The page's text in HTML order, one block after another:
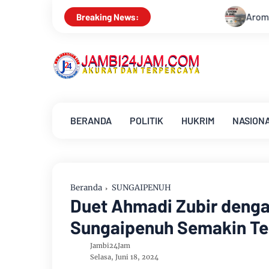
Breaking News:
Aroma Karhutla Mulai Tercium di Kota
BERANDA POLITIK HUKRIM
Beranda SUNGAIPENUH
Duet Ahmadi Zubir
Sungaipenuh Semakin
Jambi24Jam
Selasa, Juni 18, 2024